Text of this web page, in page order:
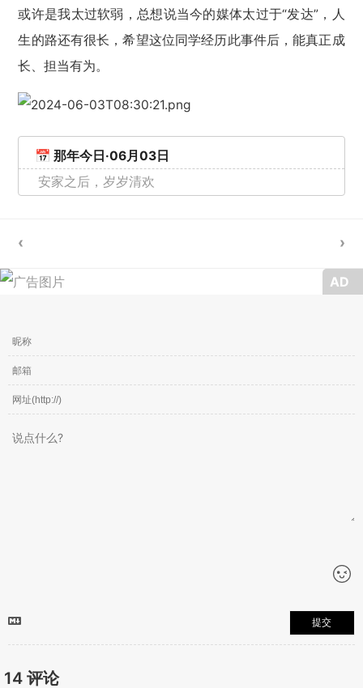
或许是我太过软弱，总想说当今的媒体太过于“发达”，人
生的路还有很长，希望这位同学经历此事件后，能真正成
长、担当有为。
📅 那年今日·06月03日
安家之后，岁岁清欢
AD
提交
14 评论